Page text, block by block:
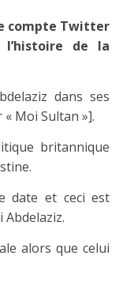
compte Twitter
l’histoire de la
dans ses
Moi Sultan »].
britannique
date et ceci est
alors que celui